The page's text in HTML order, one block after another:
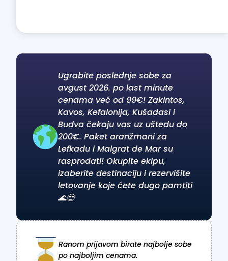
Ugrabite poslednje sobe za
avgust 2026. po last minute
cenama već od 99€! Zakintos,
Kavos, Kefalonija, Kušadasi i
Budva čekaju vas uz uštedu do
200€. Paket aranžmani za
Lefkadu i Malgrat de Mar su
rasprodati! Okupite ekipu,
izaberite destinaciju i rezervišite
letovanje koje ćete dugo pamtiti
🌊😎
Ranom prijavom birate najbolje sobe
po najboljim cenama.